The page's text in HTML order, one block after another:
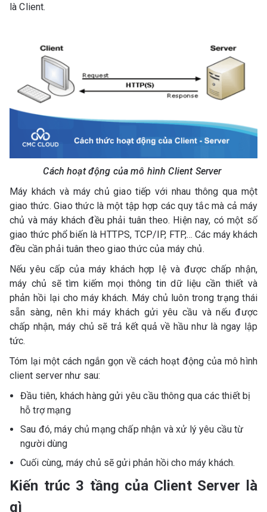
là Client.
Cách hoạt động của mô hình Client Server
Máy khách và máy chủ giao tiếp với nhau thông qua một
giao thức. Giao thức là một tập hợp các quy tắc mà cả máy
chủ và máy khách đều phải tuân theo. Hiện nay, có một số
giao thức phổ biến là HTTPS, TCP/IP, FTP,... Các máy khách
đều cần phải tuân theo giao thức của máy chủ.
Nếu yêu cấp của máy khách hợp lệ và được chấp nhận,
máy chủ sẽ tìm kiếm mọi thông tin dữ liệu cần thiết và
phản hồi lại cho máy khách. Máy chủ luôn trong trạng thái
sẵn sàng, nên khi máy khách gửi yêu cầu và nếu được
chấp nhận, máy chủ sẽ trả kết quả về hầu như là ngay lập
tức.
Tóm lại một cách ngắn gọn về cách hoạt động của mô hình
client server như sau:
Đầu tiên, khách hàng gửi yêu cầu thông qua các thiết bị
hỗ trợ mạng
Sau đó, máy chủ mạng chấp nhận và xử lý yêu cầu từ
người dùng
Cuối cùng, máy chủ sẽ gửi phản hồi cho máy khách.
Kiến trúc 3 tầng của Client Server là
gì